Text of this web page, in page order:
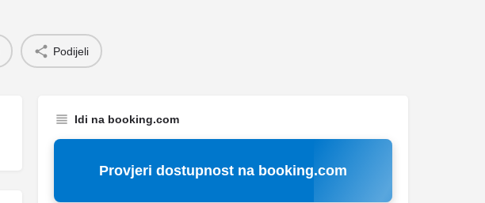
Podijeli
Idi na booking.com
Provjeri dostupnost na booking.com